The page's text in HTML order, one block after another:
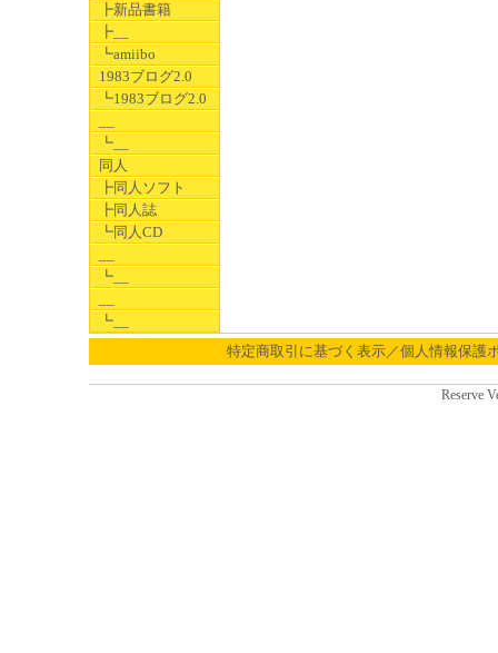
┣新品書籍
┣__
┗amiibo
1983ブログ2.0
┗1983ブログ2.0
┗__
同人
┣同人ソフト
┣同人誌
┗同人CD
┗__
┗__
特定商取引に基づく表示／個人情報保護
Reserve